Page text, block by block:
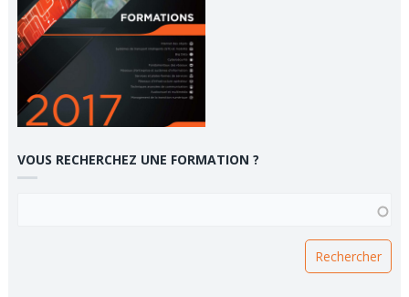
VOUS RECHERCHEZ UNE FORMATION ?